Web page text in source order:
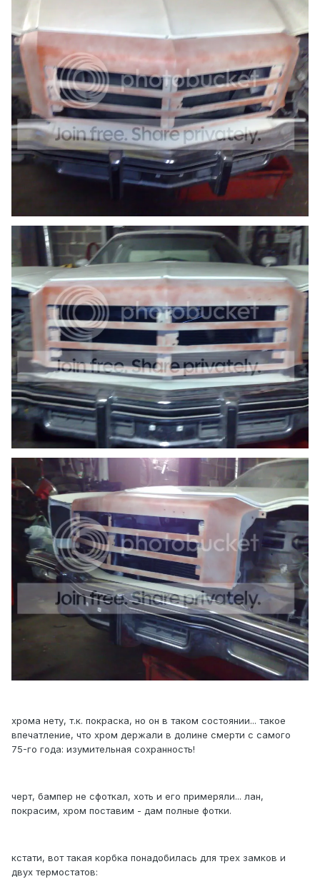
хрома нету, т.к. покраска, но он в таком состоянии... такое
впечатление, что хром держали в долине смерти с самого
75-го года: изумительная сохранность!
черт, бампер не сфоткал, хоть и его примеряли... лан,
покрасим, хром поставим - дам полные фотки.
кстати, вот такая корбка понадобилась для трех замков и
двух термостатов: